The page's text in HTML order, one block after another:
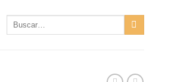
Buscar